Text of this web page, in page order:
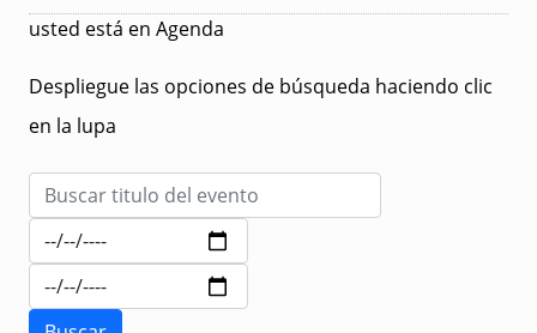
usted está en Agenda
Despliegue las opciones de búsqueda haciendo clic
en la lupa